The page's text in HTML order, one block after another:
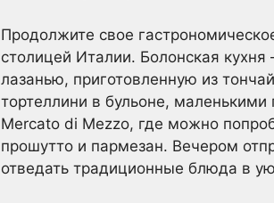
Продолжите свое
столицей Италии. Болонская
лазанью, приготовленную из
тортеллини в бульоне,
Mercato di Mezzo, где можно
прошутто и пармезан. Вечером
отведать традиционные блюда в